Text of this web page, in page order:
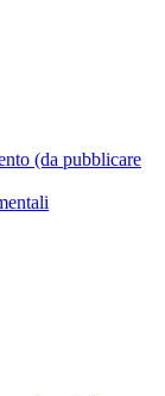
(da pubblicare